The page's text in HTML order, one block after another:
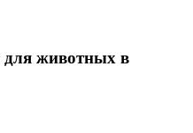
для животных в